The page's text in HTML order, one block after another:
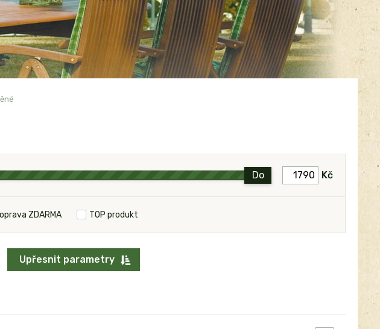
Upřesnit parametry
Do Kč
ZDARMA TOP produkt